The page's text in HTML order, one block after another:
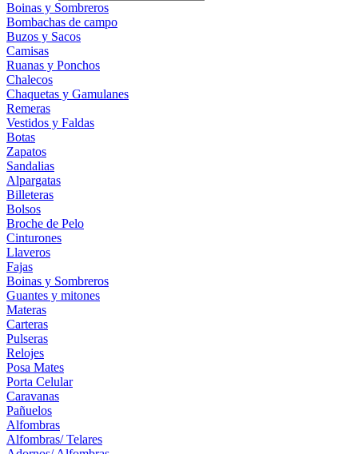
Boinas y Sombreros
Bombachas de campo
Buzos y Sacos
Camisas
Ruanas y Ponchos
Chalecos
Chaquetas y Gamulanes
Remeras
Vestidos y Faldas
Botas
Zapatos
Sandalias
Alpargatas
Billeteras
Bolsos
Broche de Pelo
Cinturones
Llaveros
Fajas
Boinas y Sombreros
Guantes y mitones
Materas
Carteras
Pulseras
Relojes
Posa Mates
Porta Celular
Caravanas
Pañuelos
Alfombras
Alfombras/ Telares